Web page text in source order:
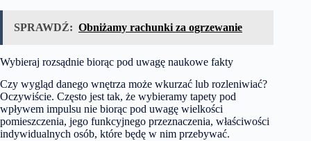
SPRAWDŹ: Obniżamy rachunki za ogrzewanie
Wybieraj rozsądnie biorąc pod uwagę naukowe fakty
Czy wygląd danego wnętrza może wkurzać lub rozleniwiać?
Oczywiście. Często jest tak, że wybieramy tapety pod
wpływem impulsu nie biorąc pod uwagę wielkości
pomieszczenia, jego funkcyjnego przeznaczenia, właściwości
indywidualnych osób, które będę w nim przebywać.